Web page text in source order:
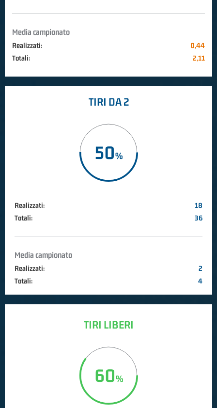
Media campionato
Realizzati:
0,44
Totali:
2,11
TIRI DA 2
50
Realizzati:
18
Totali:
36
Media campionato
Realizzati:
2
Totali:
4
TIRI LIBERI
60